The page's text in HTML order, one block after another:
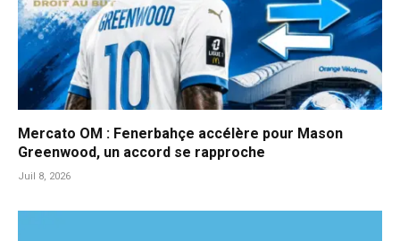
Mercato OM : Fenerbahçe accélère pour Mason
Greenwood, un accord se rapproche
Juil 8, 2026